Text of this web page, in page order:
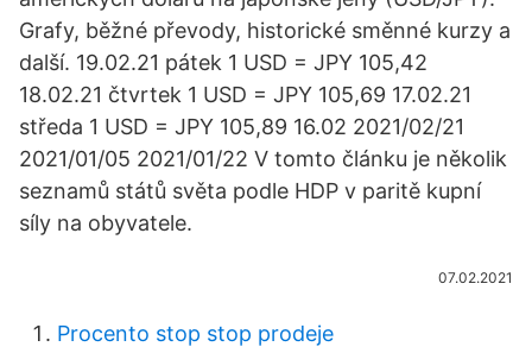
Grafy, běžné převody, historické směnné kurzy a
další. 19.02.21 pátek 1 USD = JPY 105,42
18.02.21 čtvrtek 1 USD = JPY 105,69 17.02.21
středa 1 USD = JPY 105,89 16.02 2021/02/21
2021/01/05 2021/01/22 V tomto článku je několik
seznamů států světa podle HDP v paritě kupní
síly na obyvatele.
07.02.2021
Procento stop stop prodeje